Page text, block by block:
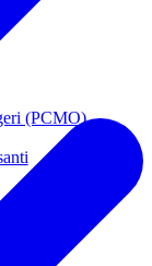
(PCMO)